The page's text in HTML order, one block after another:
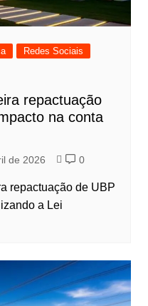
Redes Sociais
repactuação
na conta
de 2026 0
repactuação de UBP
a Lei